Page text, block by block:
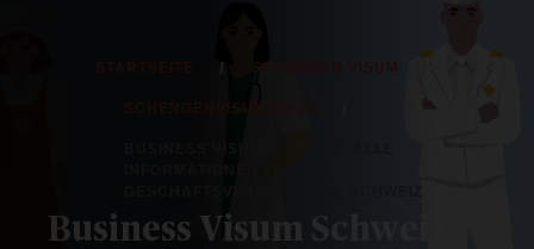
STARTSEITE SCHENGEN VISUM
SCHENGENVISUMTYPEN
Business Visum Schweiz: